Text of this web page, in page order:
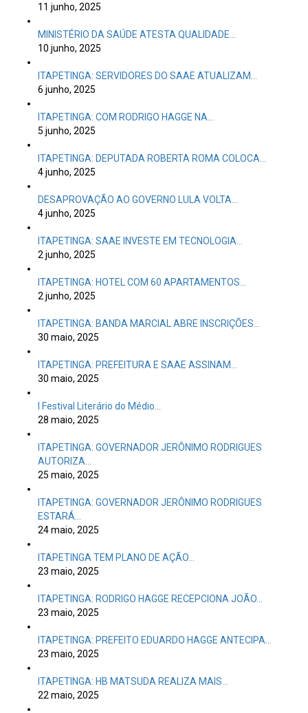
11 junho, 2025
MINISTÉRIO DA SAÚDE ATESTA QUALIDADE…
10 junho, 2025
ITAPETINGA: SERVIDORES DO SAAE ATUALIZAM…
6 junho, 2025
ITAPETINGA: COM RODRIGO HAGGE NA…
5 junho, 2025
ITAPETINGA: DEPUTADA ROBERTA ROMA COLOCA…
4 junho, 2025
DESAPROVAÇÃO AO GOVERNO LULA VOLTA…
4 junho, 2025
ITAPETINGA: SAAE INVESTE EM TECNOLOGIA…
2 junho, 2025
ITAPETINGA: HOTEL COM 60 APARTAMENTOS…
2 junho, 2025
ITAPETINGA: BANDA MARCIAL ABRE INSCRIÇÕES…
30 maio, 2025
ITAPETINGA: PREFEITURA E SAAE ASSINAM…
30 maio, 2025
I Festival Literário do Médio…
28 maio, 2025
ITAPETINGA: GOVERNADOR JERÔNIMO RODRIGUES
AUTORIZA…
25 maio, 2025
ITAPETINGA: GOVERNADOR JERÔNIMO RODRIGUES
ESTARÁ…
24 maio, 2025
ITAPETINGA TEM PLANO DE AÇÃO…
23 maio, 2025
ITAPETINGA: RODRIGO HAGGE RECEPCIONA JOÃO…
23 maio, 2025
ITAPETINGA: PREFEITO EDUARDO HAGGE ANTECIPA…
23 maio, 2025
ITAPETINGA: HB MATSUDA REALIZA MAIS…
22 maio, 2025